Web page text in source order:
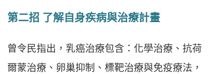
第二招 了解自身疾病與治療計畫
曾令民指出，乳癌治療包含：化學治療、抗荷
爾蒙治療、卵巢抑制、標靶治療與免疫療法，